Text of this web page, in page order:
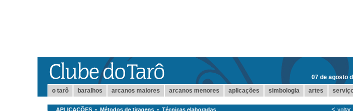
07 de agosto
o tarô
baralhos arcanos maiores arcanos menores aplicações simbologia artes
APLICAÇÕES • Métodos de tiragens • Técnicas elaboradas < voltar